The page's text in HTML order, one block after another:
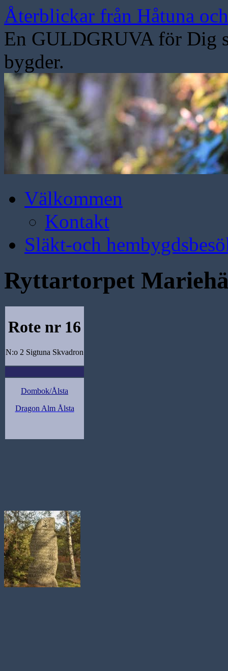
Hoppa
till
innehåll
Återblickar från Håtuna
En GULDGRUVA för Dig
bygder.
Välkommen
Kontakt
Släkt-och
Ryttartorpet
Rote nr 16
N:o 2 Sigtuna Skvadron
Dombok/Ålsta
Dragon Alm Ålsta